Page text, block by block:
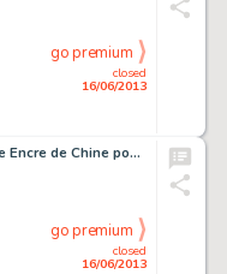
closed
16/06/2013
go premium
MOEBIUS L'Incal lumière Encre de Chine pour la célèbre planche 6 de l'album.
closed
16/06/2013
go premium